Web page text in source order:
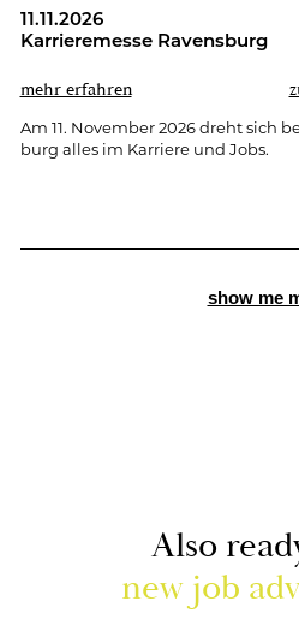
11.11.2026
Kar­rie­re­mes­se Ra­vens­burg
mehr er­fah­ren
Am 11. No­vem­ber 2026 dreht sich
burg alles im Kar­rie­re und Jobs.
show me
Also
new job